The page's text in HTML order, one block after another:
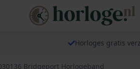
Horloges gratis
Bridgeport Horlogeband